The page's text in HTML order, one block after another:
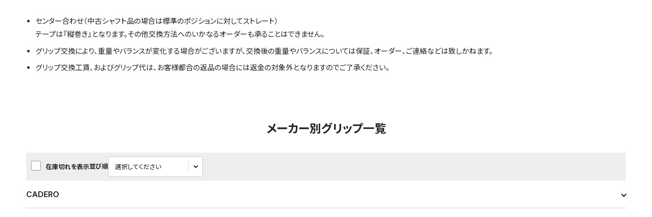
センター合わせ（中古シャフト品の場合は標準のポジションに対してストレート）
テープは『縦巻き』となります。その他交換方法へのいかなるオーダーも承ることはできません。
グリップ交換により、重量やバランスが変化する場合がございますが、交換後の重量やバランスについては保証、オーダー、ご連絡などは致しかねます。
グリップ交換工賃、およびグリップ代は、お客様都合の返品の場合には返金の対象外となりますのでご了承ください。
メーカー別グリップ一覧
在庫切れを表示並び順
CADERO